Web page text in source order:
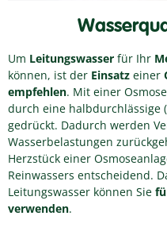
Um Leitungswasser für Ihr
können, ist der Einsatz einer
empfehlen. Mit einer
durch eine halbdurchlässige
gedrückt. Dadurch werden
Wasserbelastungen
Herzstück einer
Reinwassers entscheidend.
Leitungswasser können Sie
verwenden.